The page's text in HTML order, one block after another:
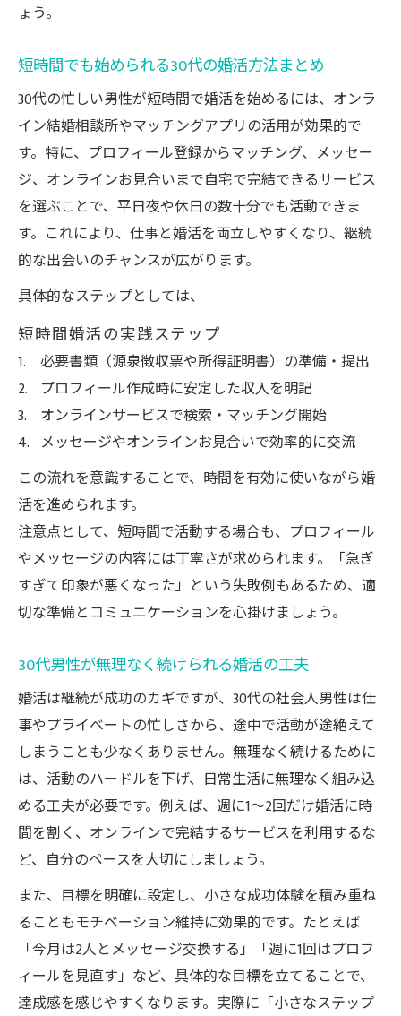
ょう。
短時間でも始められる30代の婚活方法まとめ
30代の忙しい男性が短時間で婚活を始めるには、オンラ
イン結婚相談所やマッチングアプリの活用が効果的で
す。特に、プロフィール登録からマッチング、メッセー
ジ、オンラインお見合いまで自宅で完結できるサービス
を選ぶことで、平日夜や休日の数十分でも活動できま
す。これにより、仕事と婚活を両立しやすくなり、継続
的な出会いのチャンスが広がります。
具体的なステップとしては、
短時間婚活の実践ステップ
必要書類（源泉徴収票や所得証明書）の準備・提出
プロフィール作成時に安定した収入を明記
オンラインサービスで検索・マッチング開始
メッセージやオンラインお見合いで効率的に交流
この流れを意識することで、時間を有効に使いながら婚
活を進められます。
注意点として、短時間で活動する場合も、プロフィール
やメッセージの内容には丁寧さが求められます。「急ぎ
すぎて印象が悪くなった」という失敗例もあるため、適
切な準備とコミュニケーションを心掛けましょう。
30代男性が無理なく続けられる婚活の工夫
婚活は継続が成功のカギですが、30代の社会人男性は仕
事やプライベートの忙しさから、途中で活動が途絶えて
しまうことも少なくありません。無理なく続けるために
は、活動のハードルを下げ、日常生活に無理なく組み込
める工夫が必要です。例えば、週に1～2回だけ婚活に時
間を割く、オンラインで完結するサービスを利用するな
ど、自分のペースを大切にしましょう。
また、目標を明確に設定し、小さな成功体験を積み重ね
ることもモチベーション維持に効果的です。たとえば
「今月は2人とメッセージ交換する」「週に1回はプロフ
ィールを見直す」など、具体的な目標を立てることで、
達成感を感じやすくなります。実際に「小さなステップ